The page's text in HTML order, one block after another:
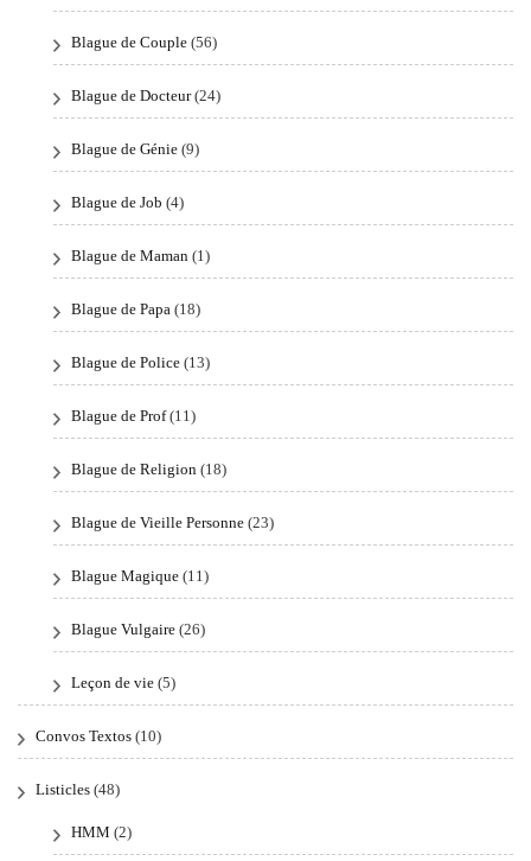
Blague de Couple (56)
Blague de Docteur(24)
Blague de Génie (9)
Blague de Job (4)
Blague de Maman (1)
Blague de Papa (18)
Blague de Police (13)
Blague de Prof(11)
Blague de Religion (18)
Blague de Vieille Personne (23)
Blague Magique (11)
Blague Vulgaire (26)
Leçon de vie (5)
Convos Textos (10)
Listicles (48)
HMM (2)